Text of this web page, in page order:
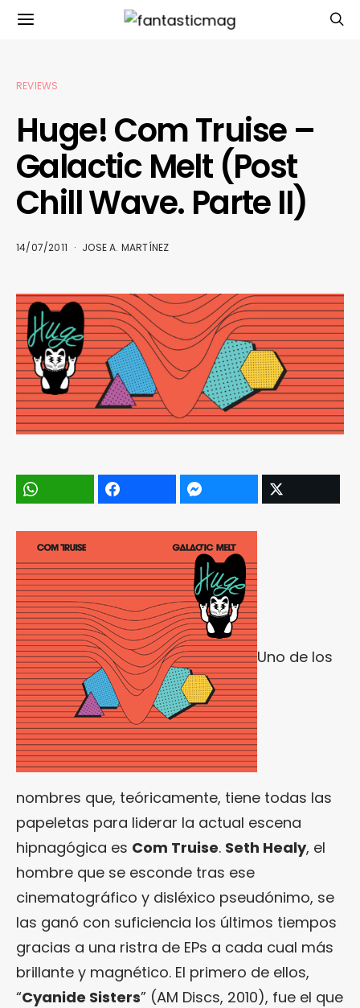
REVIEWS
Huge! Com Truise –
Galactic Melt (Post
Chill Wave. Parte II)
14/07/2011 JOSE A. MARTÍNEZ
Uno de los
nombres que, teóricamente, tiene todas las
papeletas para liderar la actual escena
hipnagógica es Com Truise. Seth Healy, el
hombre que se esconde tras ese
cinematográfico y disléxico pseudónimo, se
las ganó con suficiencia los últimos tiempos
gracias a una ristra de EPs a cada cual más
brillante y magnético. El primero de ellos,
“Cyanide Sisters” (AM Discs, 2010), fue el que